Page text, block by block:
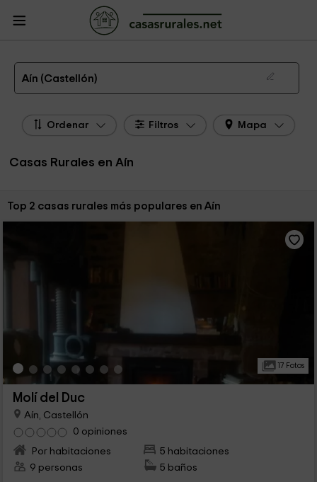
Casas Rurales
Casas Rurales Castellón
Casas Rurales Aín
Las 2 mejores casas rurales en Aín de 2026
Aín (Castellón)
Ordenar Filtros Mapa
Casas Rurales en Aín
Ordenar por:
Top 2 casas rurales más populares en Aín
17 Fotos
Molí del Duc
Aín, Castellón
0 opiniones
Por habitaciones
5 habitaciones
9 personas
5 baños